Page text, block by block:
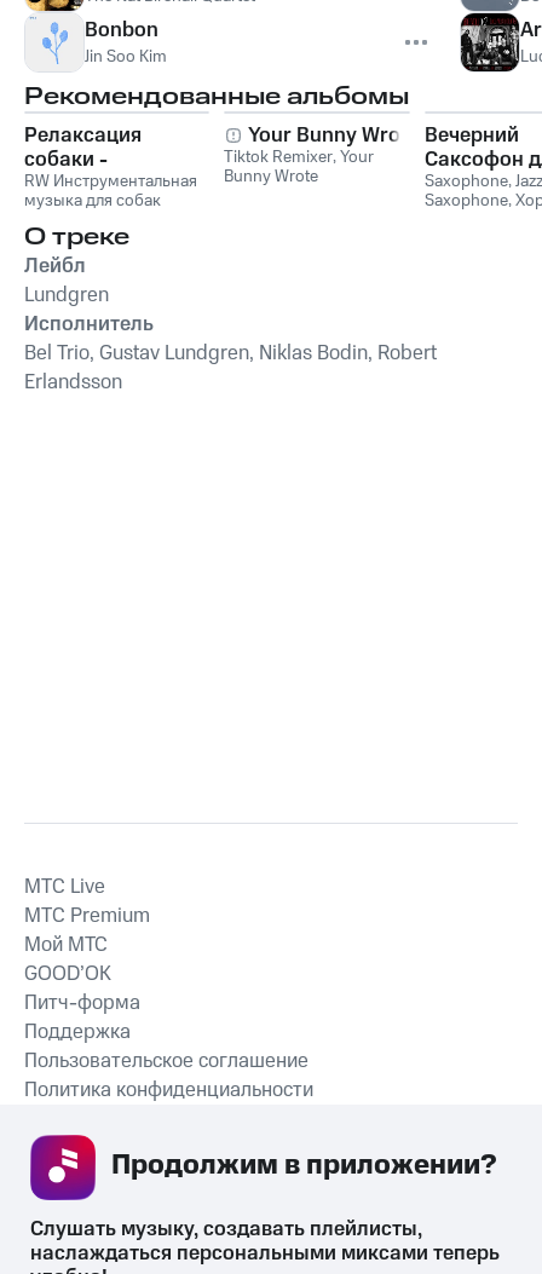
Bonbon
Jin Soo Kim
Рекомендованные альбомы
Релаксация
собаки -
Расслабляющая
музыка для собак,
успокаивающие и
успокаивающие
звуки для
животных,
антистрессовая
терапия,
преодоление
RW Инструментальная
музыка для собак
Your Bunny Wrote
Tiktok Remixer,Your
Bunny Wrote
Вечерний
Саксофон
Души
Лаунж)
Saxophone,Jazz
Saxophone,
О треке
Лейбл
Lundgren
Исполнитель
Bel Trio, Gustav Lundgren, Niklas Bodin, Robert
Erlandsson
СКАЧАТЬ ПРИЛОЖЕНИЕ
MTС Live
MTС Premium
Мой МТС
GOOD’OK
Питч-форма
Поддержка
Пользовательское соглашение
Политика конфиденциальности
Слушать музыку, создавать плейлисты,
наслаждаться персональными миксами теперь